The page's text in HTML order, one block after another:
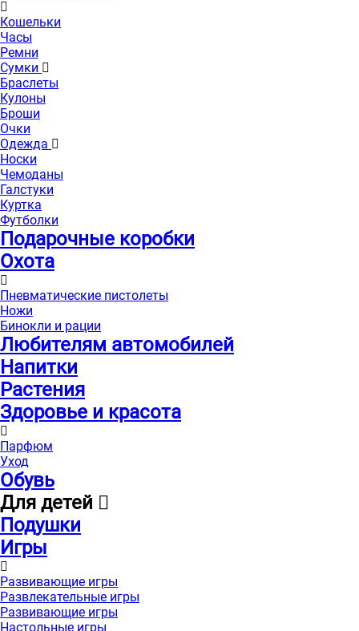
Кошельки
Часы
Ремни
Сумки
Браслеты
Кулоны
Броши
Очки
Одежда
Носки
Чемоданы
Галстуки
Куртка
Футболки
Подарочные коробки
Охота
Пневматические пистолеты
Ножи
Бинокли и рации
Любителям автомобилей
Напитки
Растения
Здоровье и красота
Парфюм
Уход
Обувь
Для детей
Подушки
Игры
Развивающие игры
Развлекательные игры
Развивающие игры
Настольные игры